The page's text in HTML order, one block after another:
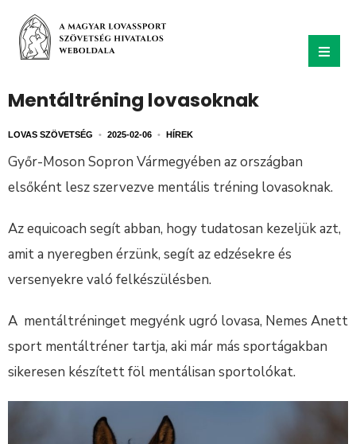
Mentáltréning lovasoknak
LOVAS SZÖVETSÉG • 2025-02-06 • HÍREK
Győr-Moson Sopron Vármegyében az országban
elsőként lesz szervezve mentális tréning lovasoknak.
Az equicoach segít abban, hogy tudatosan kezeljük azt,
amit a nyeregben érzünk, segít az edzésekre és
versenyekre való felkészülésben.
A mentáltréninget megyénk ugró lovasa, Nemes Anett
sport mentáltréner tartja, aki már más sportágakban
sikeresen készített föl mentálisan sportolókat.